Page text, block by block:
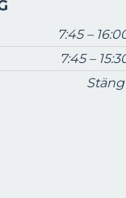
7:45 –
7:45 –